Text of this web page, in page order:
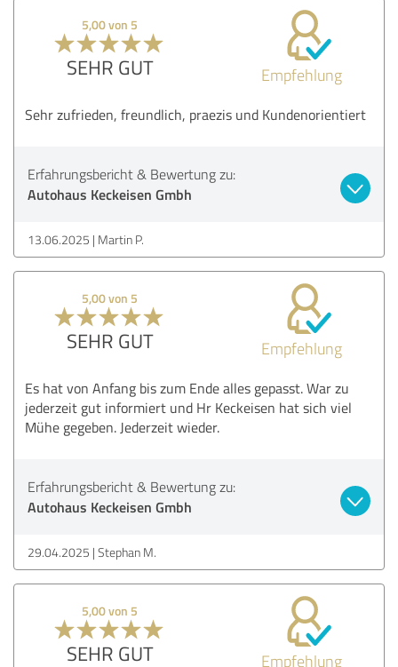
5,00 von 5
SEHR GUT Empfehlung
Sehr zufrieden, freundlich, praezis und Kundenorientiert
Erfahrungsbericht & Bewertung zu:
Autohaus Keckeisen Gmbh
13.06.2025 Martin P.
5,00 von 5
SEHR GUT Empfehlung
Es hat von Anfang bis zum Ende alles gepasst. War zu
jederzeit gut informiert und Hr Keckeisen hat sich viel
Mühe gegeben. Jederzeit wieder.
Erfahrungsbericht & Bewertung zu:
Autohaus Keckeisen Gmbh
29.04.2025 Stephan M.
5,00 von 5
SEHR GUT Empfehlung